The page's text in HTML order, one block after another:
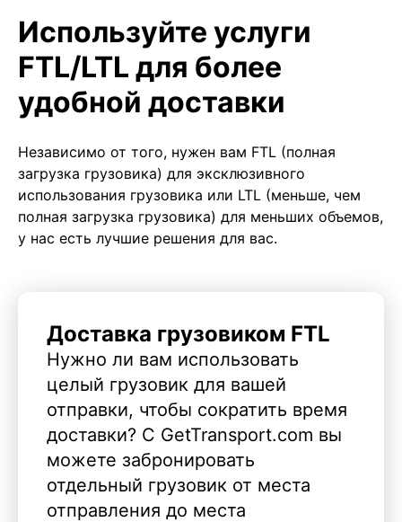
Используйте услуги
FTL/LTL для более
удобной доставки
Независимо от того, нужен вам FTL (полная
загрузка грузовика) для эксклюзивного
использования грузовика или LTL (меньше, чем
полная загрузка грузовика) для меньших объемов,
у нас есть лучшие решения для вас.
Доставка грузовиком FTL
Нужно ли вам использовать
целый грузовик для вашей
отправки, чтобы сократить время
доставки? С GetTransport.com вы
можете забронировать
отдельный грузовик от места
отправления до места